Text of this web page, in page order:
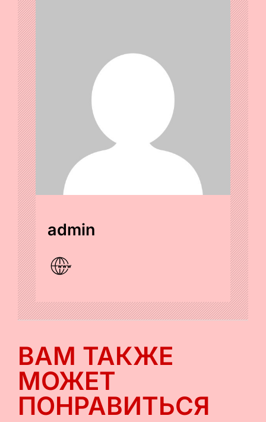
admin
ВАМ ТАКЖЕ
МОЖЕТ
ПОНРАВИТЬСЯ